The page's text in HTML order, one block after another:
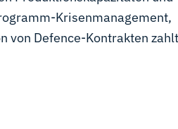
Krisenmanagement,
von Defence-Kontrakten